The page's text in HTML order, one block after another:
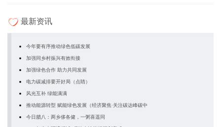
最新资讯
今年要有序推动绿色低碳发展
加强同乡村振兴有效衔接
加强绿色合作 助力共同发展
电力碳减排要开好局（点睛）
风光互补 绿能满满
推动能源转型 赋能绿色发展（经济聚焦·关注碳达峰碳中
今日腊八：两乡侈各健，一粥喜遥同